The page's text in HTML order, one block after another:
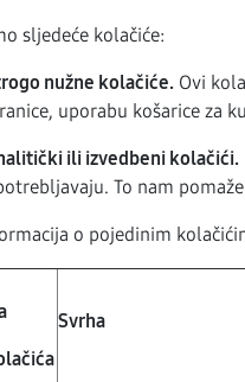
sljedeće kolačiće:
nužne kolačiće. Ovi
uporabu košarice za
ili izvedbeni kolačići.
To nam
o pojedinim
Svrha